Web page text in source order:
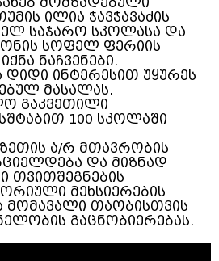
ილია ჭავჭავაძის
საჯარო სკოლასა და
სოფელ ფერიის
ნაჩვენები.
დიდი ინტერესით უყურეს
მასალას.
გაკვეთილი
100 სკოლაში
ა/რ მთავრობის
და მიზნად
თვითშეგნების
მეხსიერების
მომავალი თაობისთვის
გაცნობიერებას.